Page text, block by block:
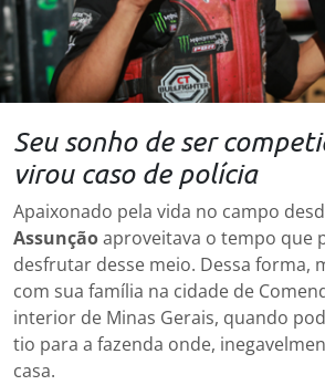
Seu sonho de ser
virou caso de polícia
Apaixonado pela vida no campo
Assunçãoaproveitava o tempo que
desfrutar desse meio. Dessa forma,
com sua família na cidade de
interior de Minas Gerais, quando
tio para a fazenda onde,
casa.